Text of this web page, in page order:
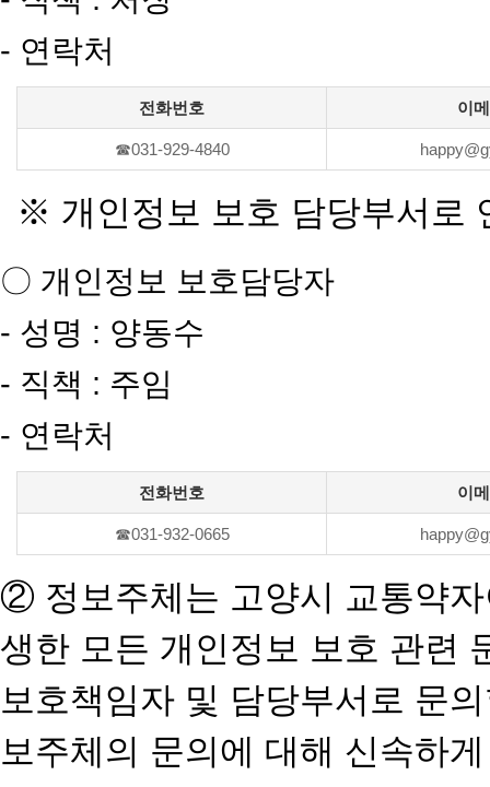
- 연락처
전화번호 이
☎031-929-4840
※ 개인정보 보호 담당부서로
〇 개인정보 보호담당자
- 성명 : 양동수
- 직책 : 주임
- 연락처
전화번호 이
☎031-932-0665
② 정보주체는 고양시 교통약
생한 모든 개인정보 보호 관련
보호책임자 및 담당부서로 문
보주체의 문의에 대해 신속하